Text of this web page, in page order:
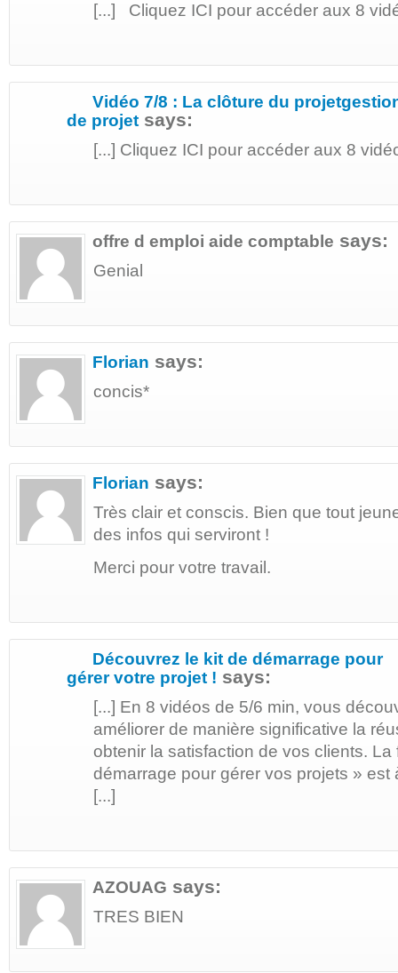
[...] Cliquez ICI pour accéder aux 8
Vidéo 7/8 : La clôture du
de projet says:
[...] Cliquez ICI pour accéder aux 8
offre d emploi aide comptable says:
Genial
Florian says:
concis*
Florian says:
Très clair et conscis. Bien que tout
des infos qui serviront !
Merci pour votre travail.
Découvrez le kit de démarrage pour
gérer votre projet ! says:
[...] En 8 vidéos de 5/6 min, vous
améliorer de manière significative la
obtenir la satisfaction de vos clients. La
démarrage pour gérer vos projets » est
[...]
AZOUAG says:
TRES BIEN